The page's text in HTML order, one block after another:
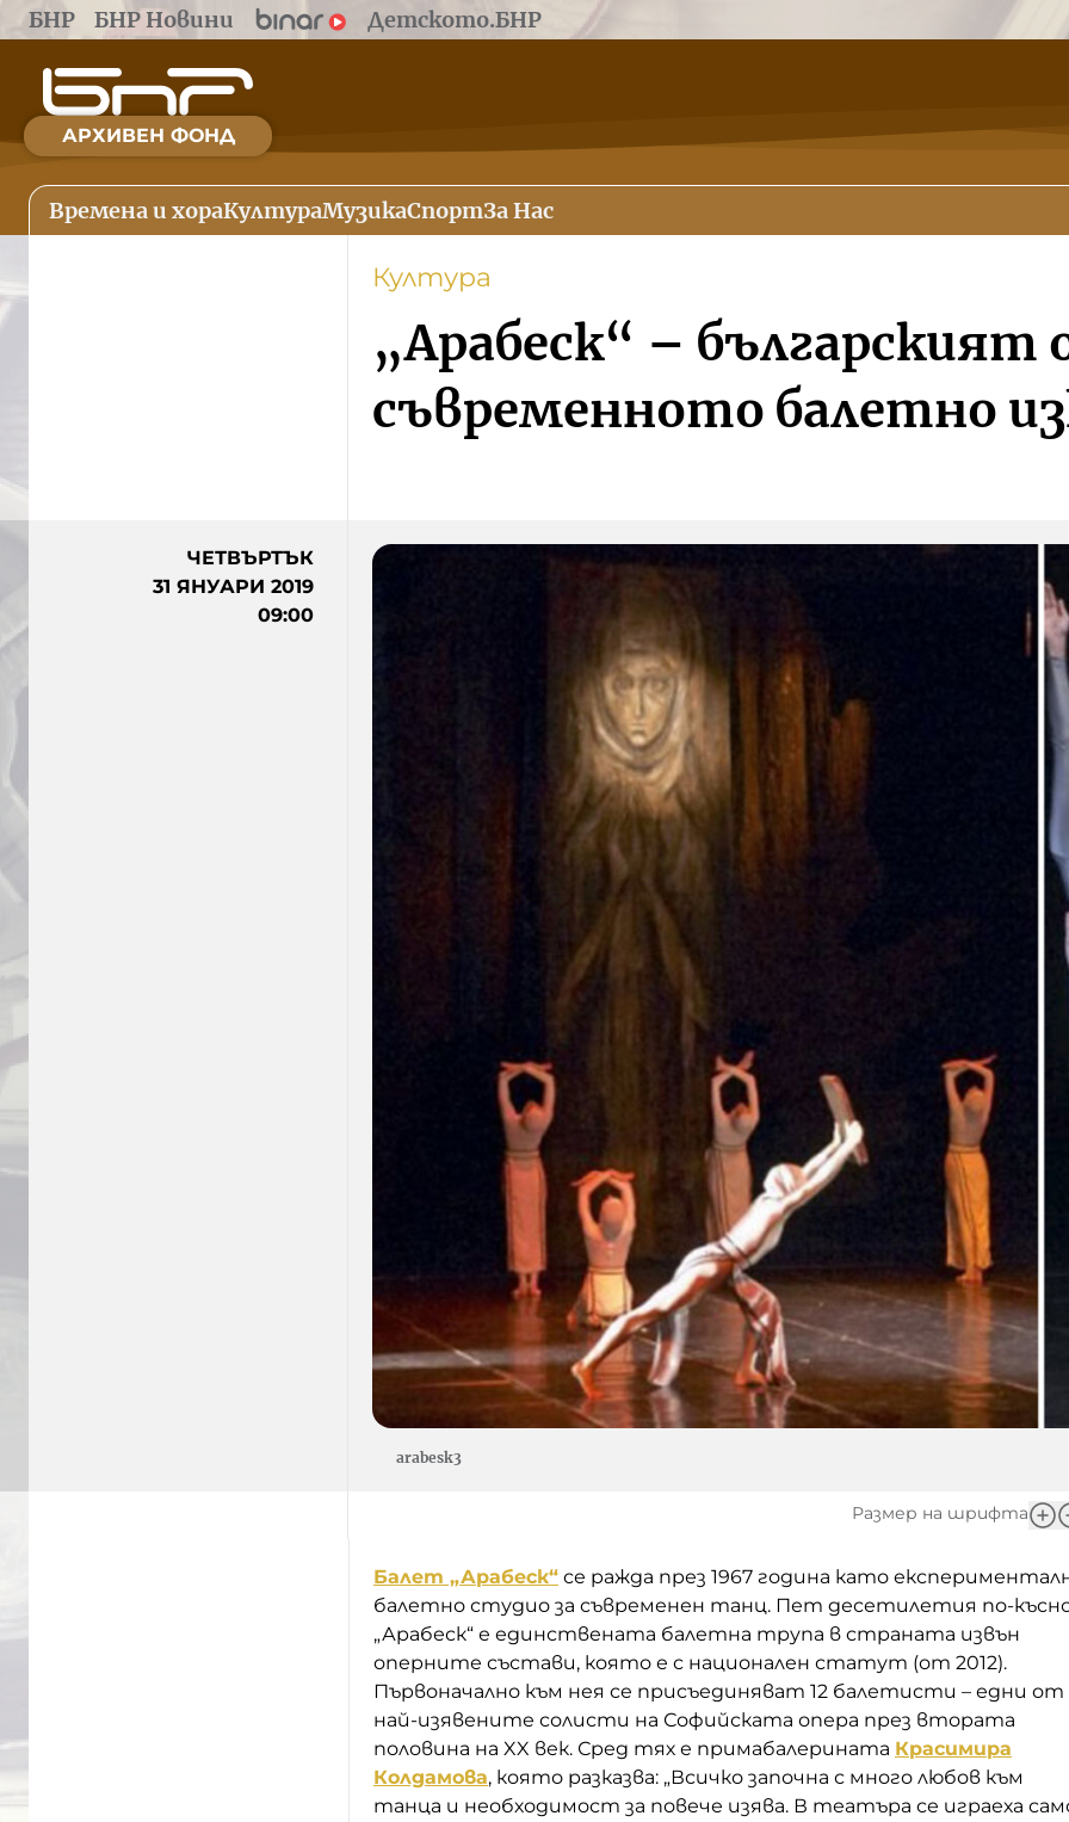
БНР БНР Новини Детското.БНР
АРХИВЕН ФОНД
Времена и хораКултураМузикаСпортЗа Нас
Култура
„Арабеск“ – българският
съвременното балетно
ЧЕТВЪРТЪК
31 ЯНУАРИ 2019
09:00
arabesk3
Размер на шрифта
Балет „Арабеск“ се ражда през 1967 година като
балетно студио за съвременен танц. Пет десетилетия по-
„Арабеск“ е единствената балетна трупа в страната извън
оперните състави, която е с национален статут (от 2012).
Първоначално към нея се присъединяват 12 балетисти – едни от
най-изявените солисти на Софийската опера през втората
половина на XX век. Сред тях е примабалерината Красимира
Колдамова, която разказва: „Всичко започна с много любов към
танца и необходимост за повече изява. В театъра се играеха